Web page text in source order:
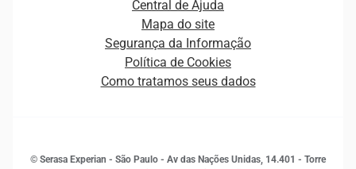
Curso Gratuito de Saúde Financeira
Empreendedorismo
Estudos e Pesquisas
Estrutura Organizacional
Sala de Imprensa
Central de Ajuda
Mapa do site
Segurança da Informação
Política de Cookies
Como tratamos seus dados
© Serasa Experian - São Paulo - Av das Nações Unidas, 14.401 - Torre